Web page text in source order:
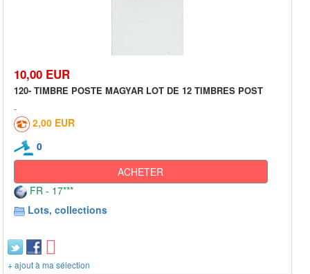
10,00 EUR
120- TIMBRE POSTE MAGYAR LOT DE 12 TIMBRES POST
2,00 EUR
0
ACHETER
FR - 17***
Lots, collections
+ ajout à ma sélection